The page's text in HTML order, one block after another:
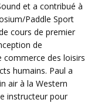
et a contribué à
Paddle Sport
cours de premier
de
commerce des loisirs
humains. Paul a
air à la Western
instructeur pour